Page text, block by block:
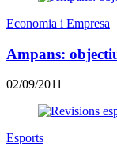
Economia i Empresa
Ampans:
02/09/2011
Esports